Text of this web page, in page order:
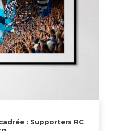
: Supporters RC